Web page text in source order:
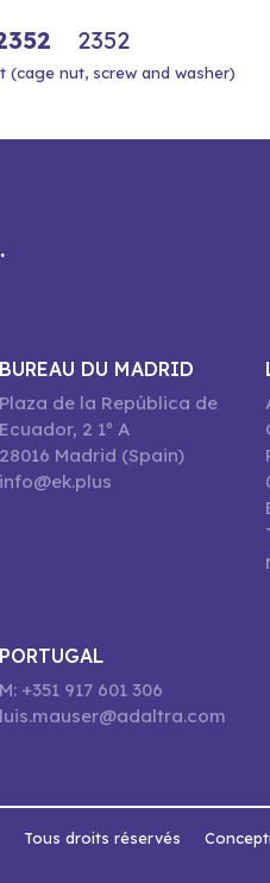
2352
(cage nut, screw and washer)
BUREAU DU MADRID
Plaza de la República de
Ecuador, 2 1º A
28016 Madrid (Spain)
info@ek.plus
PORTUGAL
M: +351 917 601 306
luis.mauser@adaltra.com
Tous droits réservés